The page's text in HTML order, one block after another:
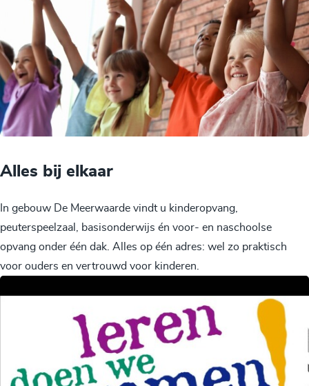
Alles bij elkaar
In gebouw De Meerwaarde vindt u kinderopvang,
peuterspeelzaal, basisonderwijs én voor- en naschoolse
opvang onder één dak. Alles op één adres: wel zo praktisch
voor ouders en vertrouwd voor kinderen.